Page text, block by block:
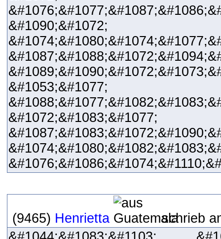
&#1090;&#1072;
&#1053;&#1077;
&#1072;&#1083;&#1077;
(9465) Henrietta
schrieb